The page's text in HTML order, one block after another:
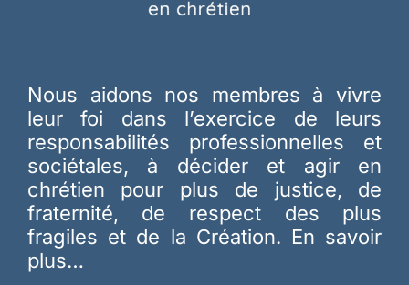
Nous aidons nos membres à vivre
leur foi dans l’exercice de leurs
responsabilités professionnelles et
sociétales, à décider et agir en
chrétien pour plus de justice, de
fraternité, de respect des plus
fragiles et de la Création. En savoir
plus…